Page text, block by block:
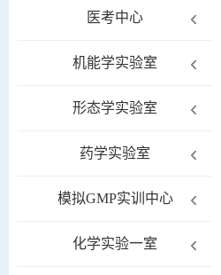
医考中心
机能学实验室
形态学实验室
药学实验室
模拟GMP实训中心
化学实验一室